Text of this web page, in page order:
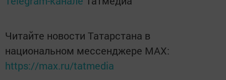
Читайте новости Татарстана в
национальном мессенджере MАХ:
https://max.ru/tatmedia